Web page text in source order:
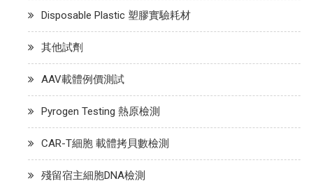
Disposable Plastic 塑膠實驗耗材
其他試劑
AAV載體例價測試
Pyrogen Testing 熱原檢測
CAR-T細胞 載體拷貝數檢測
殘留宿主細胞DNA檢測